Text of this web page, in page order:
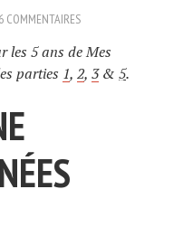
6 COMMENTAIRES
les 5 ans de Mes
parties 1, 2, 3& 5.